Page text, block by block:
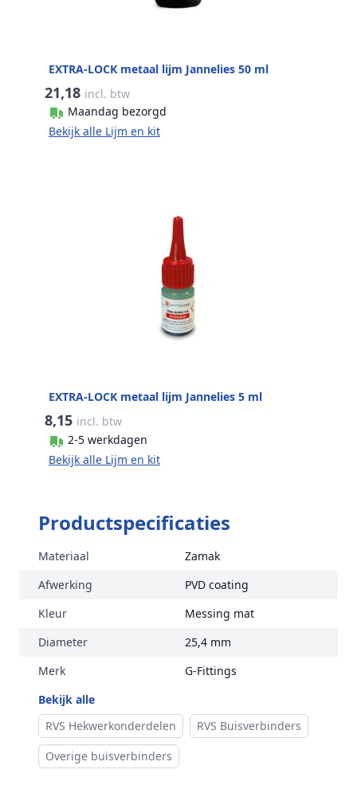
EXTRA-LOCK metaal lijm Jannelies 50 ml
21,18 incl. btw
Maandag bezorgd
Bekijk alle Lijm en kit
EXTRA-LOCK metaal lijm Jannelies 5 ml
8,15 incl. btw
2-5 werkdagen
Bekijk alle Lijm en kit
Productspecificaties
Materiaal
Zamak
Afwerking
PVD coating
Kleur
Messing mat
Diameter
25,4 mm
Merk
G-Fittings
Bekijk alle
RVS Hekwerkonderdelen
RVS Buisverbinders
Overige buisverbinders